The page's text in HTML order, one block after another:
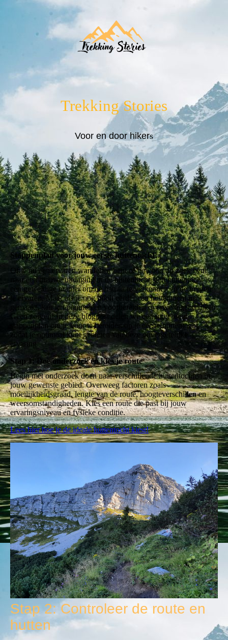
Trekking Stories
Voor en door hikers
Stappenplan voor jouw eerste huttentocht!
Of je nu een ervaren wandelaar bent of gewoon op zoek bent
naar een nieuwe uitdaging in de buitenlucht, een huttentocht is
een geweldige manier om de natuur te verkennen en de bergen
te ervaren. Maar als je nog nooit eerder een huttentocht hebt
gemaakt, kan het plannen en voorbereiden overweldigend lijken.
Geen zorgen! In deze blogpost delen we een uitgebreid
stappenplan om je voor te bereiden op je eerste huttentocht,
zodat je optimaal kunt genieten van deze onvergetelijke
ervaring.
Stap 1: Doe onderzoek en kies je route
Begin met onderzoek doen naar verschillende huttentochten in
jouw gewenste gebied. Overweeg factoren zoals
moeilijkheidsgraad, lengte van de route, hoogteverschillen en
weersomstandigheden. Kies een route die past bij jouw
ervaringsniveau en fysieke conditie.
Lees hier hoe je de ideale huttentocht kiest!
Stap 2: Controleer de route en
hutten